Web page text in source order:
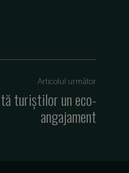
Articolul următor
turiștilor un eco-
angajament